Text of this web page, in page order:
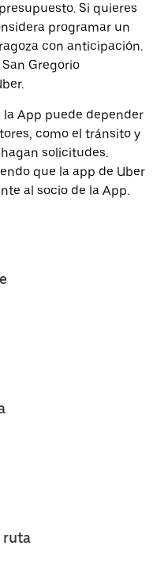
Si quieres
programar un
con anticipación.
Gregorio
App puede depender
como el tránsito y
solicitudes.
que la app de Uber
al socio de la App.
ruta